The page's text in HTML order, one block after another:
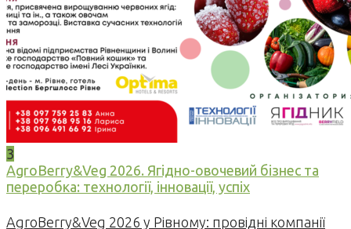
3
AgroBerry&Veg 2026. Ягідно-овочевий бізнес та
переробка: технології, інновації, успіх
AgroBerry&Veg 2026 у Рівному: провідні компанії